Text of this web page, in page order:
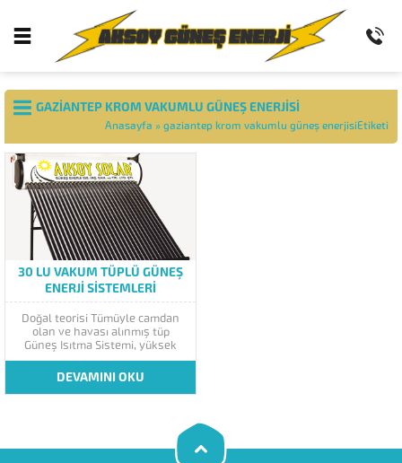
GAZIANTEP KROM VAKUMLU GÜNEŞ ENERJISI
Anasayfa » gaziantep krom vakumlu güneş enerjisiEtiketi
30 LU VAKUM TÜPLÜ GÜNEŞ
ENERJI SISTEMLERI
Doğal teorisi Tümüyle camdan
olan ve havası alınmış tüp
Güneş Isıtma Sistemi, yüksek
emme ve film tabakalarının
düşük yaylım oranları sayesinde
güneş enerjisini ısı enerjisine
dönüştürür. Sistemin verimli
DEVAMINI OKU